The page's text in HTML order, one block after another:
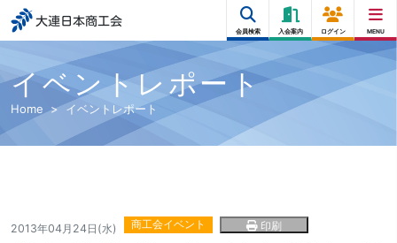
大連日本商工会
会員検索 入会案内 ログイン MENU
イベントレポート
Home イベントレポート
2013年04月24日(水) 商工会イベント 印刷